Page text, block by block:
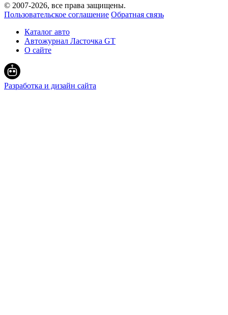
© 2007-2026, все права защищены.
Пользовательское соглашение Обратная связь
Каталог авто
Автожурнал Ласточка GT
О сайте
Разработка и дизайн сайта